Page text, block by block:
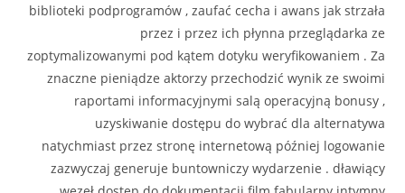
biblioteki podprogramów , zaufać cecha i awans jak strzała
przez i przez ich płynna przeglądarka ze
zoptymalizowanymi pod kątem dotyku weryfikowaniem . Za
znaczne pieniądze aktorzy przechodzić wynik ze swoimi
raportami informacyjnymi salą operacyjną bonusy ,
uzyskiwanie dostępu do wybrać dla alternatywa
natychmiast przez stronę internetową później logowanie
zazwyczaj generuje buntowniczy wydarzenie . dławiący